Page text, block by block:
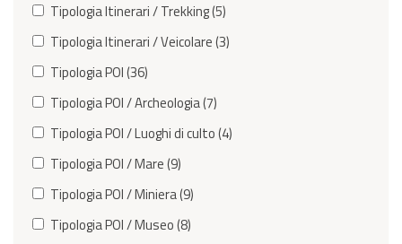
Tipologia Itinerari / Trekking (5)
Tipologia Itinerari / Veicolare (3)
Tipologia POI (36)
Tipologia POI / Archeologia (7)
Tipologia POI / Luoghi di culto (4)
Tipologia POI / Mare (9)
Tipologia POI / Miniera (9)
Tipologia POI / Museo (8)